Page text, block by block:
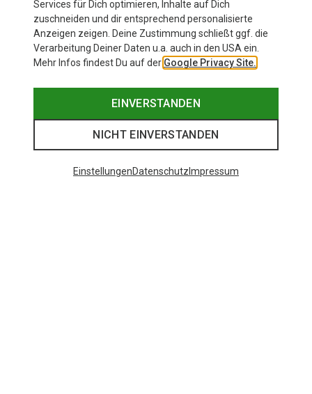
Services für Dich optimieren, Inhalte auf Dich
zuschneiden und dir entsprechend personalisierte
Anzeigen zeigen. Deine Zustimmung schließt ggf. die
Verarbeitung Deiner Daten u.a. auch in den USA ein.
Mehr Infos findest Du auf der Google Privacy Site.
EINVERSTANDEN
NICHT EINVERSTANDEN
EinstellungenDatenschutz Impressum